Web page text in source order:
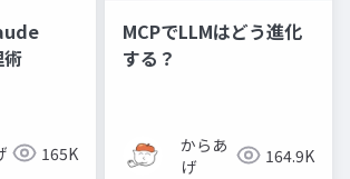
165K
MCPでLLMはどう進化
する？
からあ
げ
164.9K